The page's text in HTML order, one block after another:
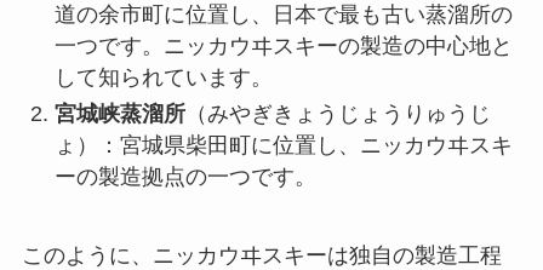
道の余市町に位置し、日本で最も古い蒸溜所の
一つです。ニッカウヰスキーの製造の中心地と
して知られています。
宮城峡蒸溜所（みやぎきょうじょうりゅうじ
ょ）：宮城県柴田町に位置し、ニッカウヰスキ
ーの製造拠点の一つです。
このように、ニッカウヰスキーは独自の製造工程